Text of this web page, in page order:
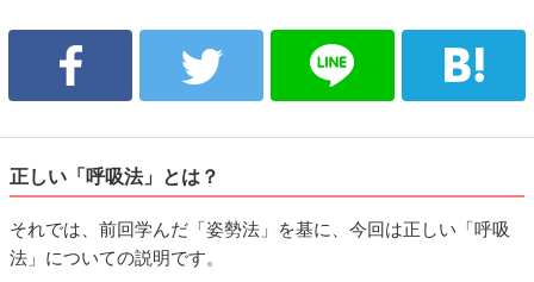
正しい「呼吸法」とは？
それでは、前回学んだ「姿勢法」を基に、今回は正しい「呼吸
法」についての説明です。